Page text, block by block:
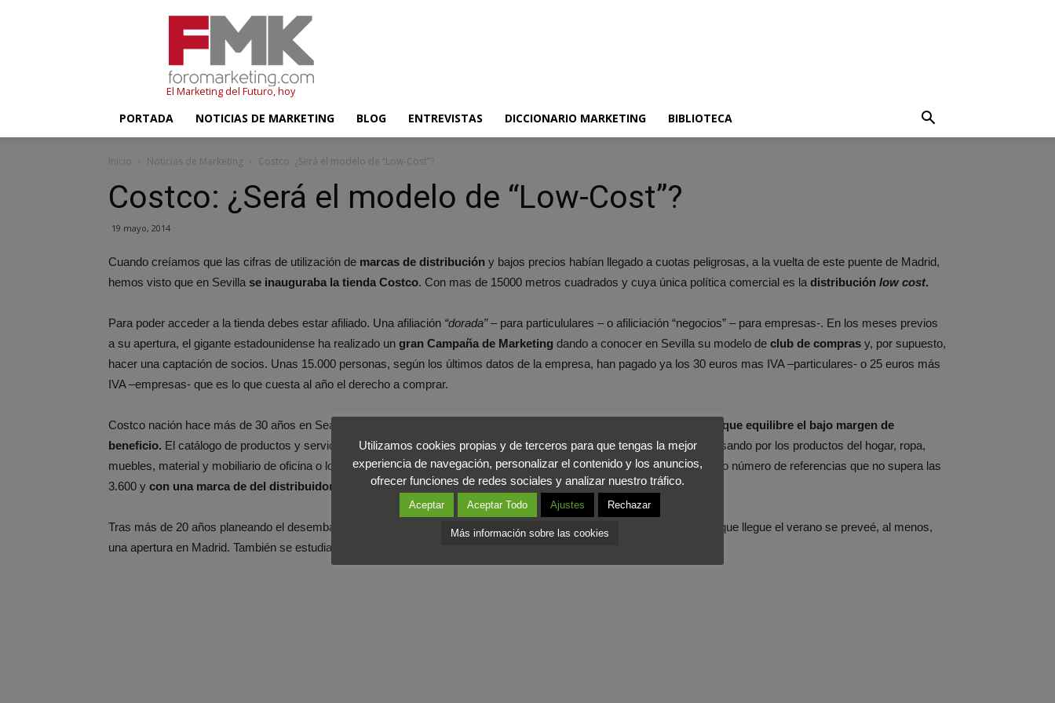
El Marketing del Futuro, hoy
PORTADA NOTICIAS DE MARKETING BLOG ENTREVISTAS DICCIONARIO MARKETING BIBLIOTECA
Inicio Noticias de Marketing Costco: ¿Será el modelo de “Low-Cost”?
Costco: ¿Será el modelo de “Low-Cost”?
19 mayo, 2014
Cuando creíamos que las cifras de utilización de marcas de distribución y bajos precios habían llegado a cuotas peligrosas, a la vuelta de este puente de Madrid,
hemos visto que en Sevilla se inauguraba la tienda Costco. Con mas de 15000 metros cuadrados y cuya única política comercial es la distribución low cost.
Para poder acceder a la tienda debes estar afiliado. Una afiliación “dorada” –para particululares – o afiliciación “negocios” – para empresas-. En los meses previos
a su apertura, el gigante estadounidense ha realizado un gran Campaña de Marketing dando a conocer en Sevilla su modelo de club de compras y, por supuesto,
hacer una captación de socios. Unas 15.000 personas, según los últimos datos de la empresa, han pagado ya los 30 euros mas IVA –particulares- o 25 euros más
IVA –empresas- que es lo que cuesta al año el derecho a comprar.
Costco nación hace más de 30 años en Seattle. Su modelo de negocio consiste en l
ograr un gran volumen de ventas que equilibre el bajo margen de
beneficio. El catálogo de productos y servicios es de lo más variado: desde la alimentación a los electrodomésticos, pasando por los productos del hogar, ropa,
muebles, material y mobiliario de oficina o los productos sanitarios y de belleza. Una amplia oferta con, eso sí, un limitado número de referencias que no supera las
3.600 y con una marca de del distribuidor, Kirkland Signature,para productos de gran consumo, ropa y muebles.
Tras más de 20 años planeando el desembarco en España, Sevilla será la primera ubicación pero no la única. Antes de que llegue el verano se preveé, al menos,
una apertura en Madrid. También se estudia Barcelona y Valencia.
Utilizamos cookies propias y de terceros para que tengas la mejor
experiencia de navegación, personalizar el contenido y los anuncios,
ofrecer funciones de redes sociales y analizar nuestro tráfico.
Aceptar Aceptar Todo Ajustes Rechazar
Más información sobre las cookies